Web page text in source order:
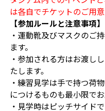
は各自でチケットのご用
【参加ルールと注意事項】
・運動靴及びマスクのご
ます。
・参加される方はお渡し
たします。
・練習見学は手で持つ荷
につけるものも最小限でお
・見学時はピッチサイド